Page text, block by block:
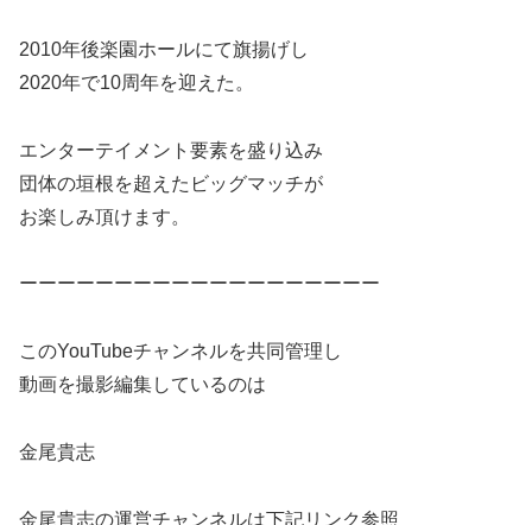
2010年後楽園ホールにて旗揚げし
2020年で10周年を迎えた。
エンターテイメント要素を盛り込み
団体の垣根を超えたビッグマッチが
お楽しみ頂けます。
ーーーーーーーーーーーーーーーーーーー
このYouTubeチャンネルを共同管理し
動画を撮影編集しているのは
金尾貴志
金尾貴志の運営チャンネルは下記リンク参照